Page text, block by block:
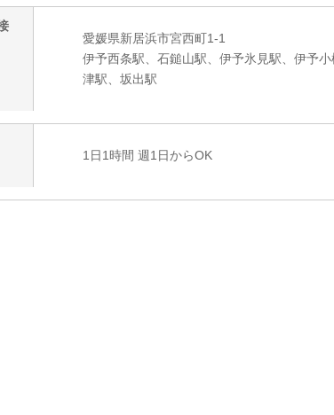
愛媛県新居浜市宮西町1-1
伊予西条駅、石鎚山駅、伊予氷見駅、伊予
津駅、坂出駅
1日1時間 週1日からOK